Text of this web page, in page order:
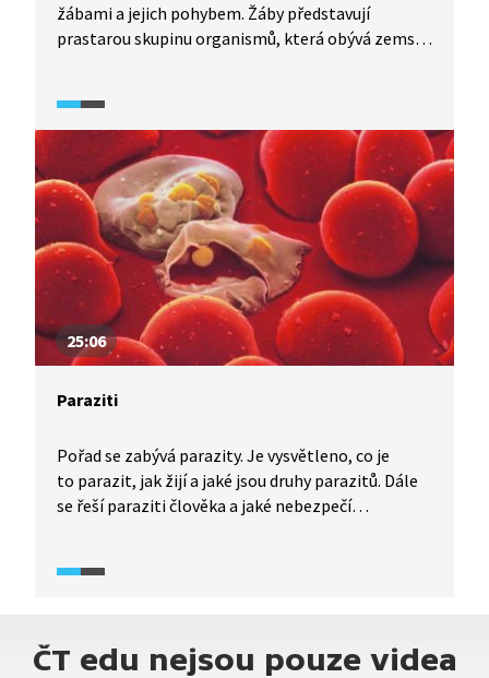
žábami a jejich pohybem. Žáby představují
prastarou skupinu organismů, která obývá zemský
vysvětluje, jak vznikají zkameněliny a nabízí návod
na výrobu domácích zkamenělin.
25:06
Paraziti
Pořad se zabývá parazity. Je vysvětleno, co je
to parazit, jak žijí a jaké jsou druhy parazitů. Dále
se řeší paraziti člověka a jaké nebezpečí
cizokrajných a o těch, kteří pomáhají léčit různá
extrahuje DNA z cibule.
ČT edu nejsou pouze videa